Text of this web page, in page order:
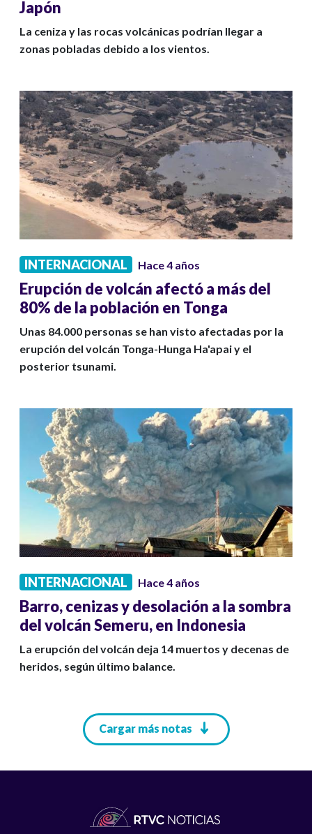
Japón
La ceniza y las rocas volcánicas podrían llegar a
zonas pobladas debido a los vientos.
INTERNACIONAL Hace 4 años
Erupción de volcán afectó a más del
80% de la población en Tonga
Unas 84.000 personas se han visto afectadas por la
erupción del volcán Tonga-Hunga Ha'apai y el
posterior tsunami.
INTERNACIONAL Hace 4 años
Barro, cenizas y desolación a la sombra
del volcán Semeru, en Indonesia
La erupción del volcán deja 14 muertos y decenas de
heridos, según último balance.
Cargar más notas